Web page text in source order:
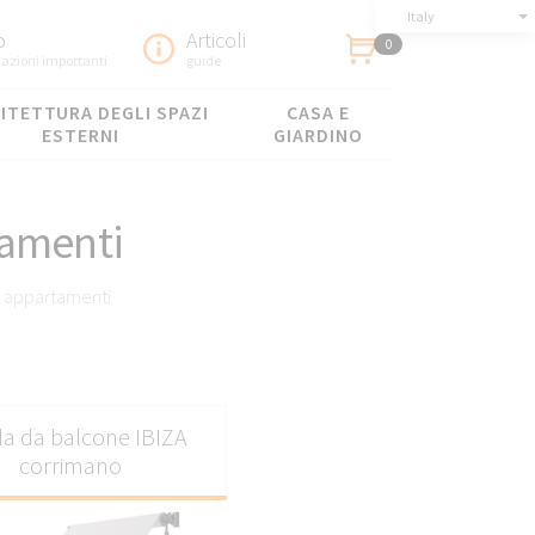
Italy
importanti
Articoli
guide
0
DEGLI SPAZI
ESTERNI
CASA E
GIARDINO
soddisfare le
a
durante tutto
naturalmente con
da balcone IBIZA
corrimano